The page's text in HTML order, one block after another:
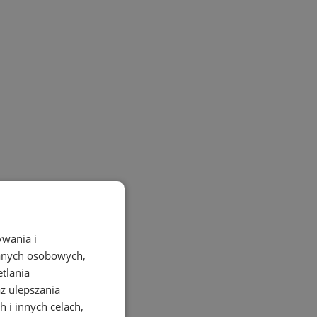
i
osobowych,
ulepszania
i innych celach,